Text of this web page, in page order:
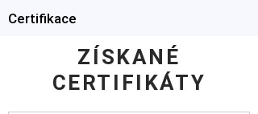
Certifikace
ZÍSKANÉ
CERTIFIKÁTY